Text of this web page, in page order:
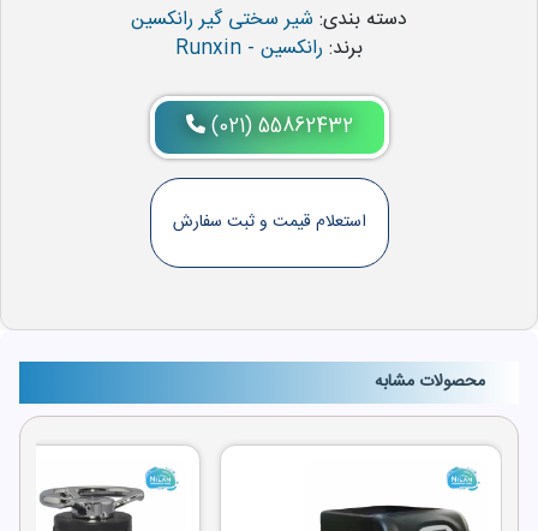
دسته بندی: شیر سختی گیر رانکسین
برند: رانکسین - Runxin
(021) 55862432
استعلام قیمت و ثبت سفارش
محصولات مشابه